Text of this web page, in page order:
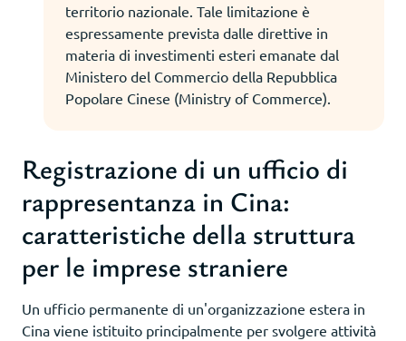
territorio nazionale. Tale limitazione è
espressamente prevista dalle direttive in
materia di investimenti esteri emanate dal
Ministero del Commercio della Repubblica
Popolare Cinese (Ministry of Commerce).
Registrazione di un ufficio di
rappresentanza in Cina:
caratteristiche della struttura
per le imprese straniere
Un ufficio permanente di un'organizzazione estera in
Cina viene istituito principalmente per svolgere attività